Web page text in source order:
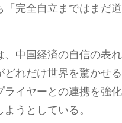
「完全自立まではまだ
中国経済の自信の表
どれだけ世界を驚かせ
ライヤーとの連携を強
うとしている。